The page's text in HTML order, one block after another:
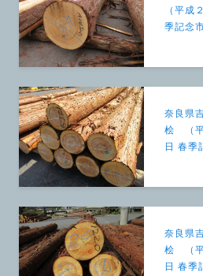
（平成
季記念市
奈良県
桧 （平
日 春季
奈良県
桧 （平
日 春季